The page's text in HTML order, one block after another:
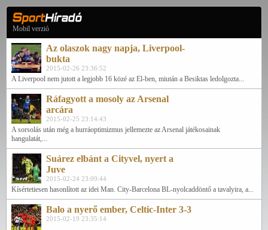
Mobil verzió
Az olaszok nagy napja, Liverpool-
bukta
2015-02-26 23:36:52
A Liverpool nem jutott a legjobb 16 közé az El-ben, miután a Besiktas ledolgozta...
Ráfagyott a mosoly az Arsenal
arcára
2015-02-25 23:14:43
A sorsolás után még a hurráoptimizmus jellemezte az Arsenal játékosainak
hangulatát,...
Suárez elbánt a Cityvel, nyert a
Juve
2015-02-24 23:09:44
Kísértetiesen hasonlított az idei Man. City-Barcelona BL-nyolcaddöntő a tavalyira, a...
Balo a nyerő ember, Celtic-Inter 3-3
2015-02-19 23:35:14